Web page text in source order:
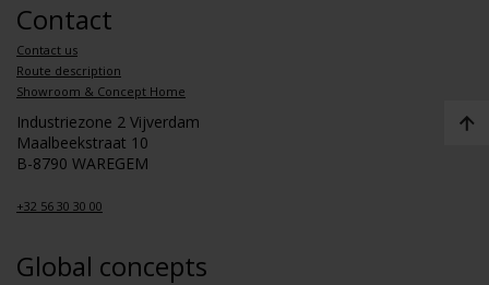
Contact
Contact us
Route description
Showroom & Concept Home
Industriezone 2 Vijverdam
Maalbeekstraat 10
B-8790 WAREGEM
+32 56 30 30 00
Global concepts